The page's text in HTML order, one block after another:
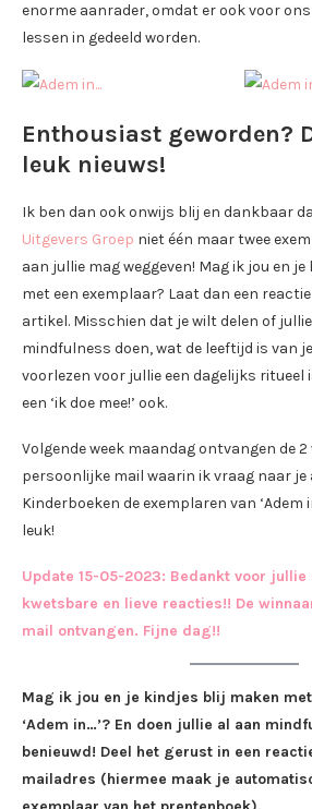
enorme aanrader, omdat er ook voor
lessen in gedeeld worden.
Enthousiast geworden?
leuk nieuws!
Ik ben dan ook onwijs blij en dankbaar
Uitgevers Groep niet één maar twee
aan jullie mag weggeven! Mag ik jou en
met een exemplaar? Laat dan een
artikel. Misschien dat je wilt delen of
mindfulness doen, wat de leeftijd is van
voorlezen voor jullie een dagelijks
een ‘ik doe mee!’ ook.
Volgende week maandag ontvangen de
persoonlijke mail waarin ik vraag naar
Kinderboeken de exemplaren van ‘Adem
leuk!
Update 15-05-2023: Bedankt voor jullie
kwetsbare en lieve reacties!! De
mail ontvangen. Fijne dag!!
Mag ik jou en je kindjes blij maken
‘Adem in…’? En doen jullie al aan
benieuwd! Deel het gerust in een
mailadres (hiermee maak je